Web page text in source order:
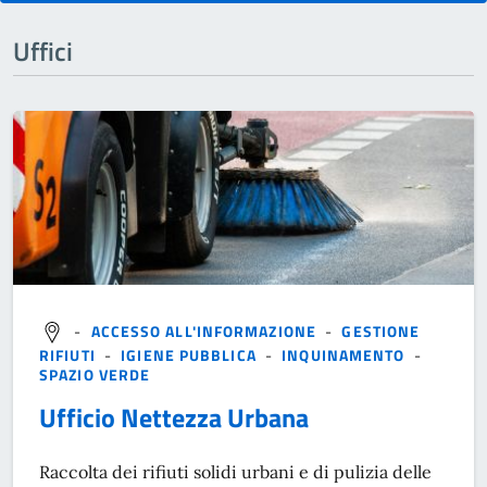
Uffici
- ACCESSO ALL'INFORMAZIONE -GESTIONE
RIFIUTI - IGIENE PUBBLICA - INQUINAMENTO -
SPAZIO VERDE
Ufficio Nettezza Urbana
Raccolta dei rifiuti solidi urbani e di pulizia delle